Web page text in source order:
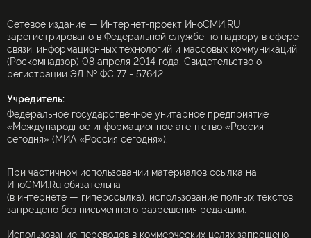
Сетевое издание — Интернет-проект ИноСМИ.RU
зарегистрировано в Федеральной службе по надзору в сфере
связи, информационных технологий и массовых коммуникаций
(Роскомнадзор) 08 апреля 2014 года. Свидетельство о
регистрации ЭЛ № ФС 77 - 57642
Учредитель:
Федеральное государственное унитарное предприятие
«Международное информационное агентство «Россия
сегодня» (МИА «Россия сегодня»).
При частичном использовании материалов ссылка на
ИноСМИ.Ru обязательна
(в интернете — гиперссылка), использование полных текстов
запрещено без письменного разрешения редакции.
Использование переводов в коммерческих целях запрещено